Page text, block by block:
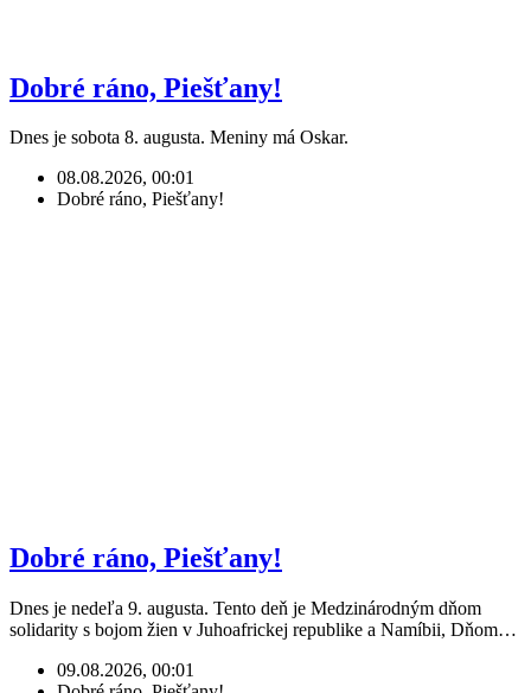
Dobré ráno, Piešťany!
Dnes je sobota 8. augusta. Meniny má Oskar.
08.08.2026, 00:01
Dobré ráno, Piešťany!
Dobré ráno, Piešťany!
Dnes je nedeľa 9. augusta. Tento deň je Medzinárodným dňom
solidarity s bojom žien v Juhoafrickej republike a Namíbii, Dňom…
09.08.2026, 00:01